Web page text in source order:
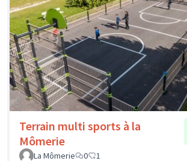
Terrain multi sports à la
Mômerie
La Mômerie
0 1